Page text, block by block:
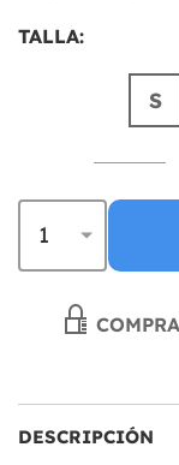
TALLA:
S
DESCRIPCIÓN